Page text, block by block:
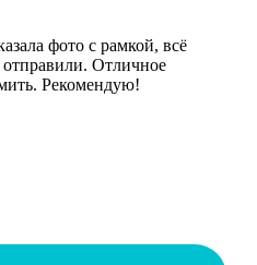
фото с рамкой, всё
Отличное
Рекомендую!